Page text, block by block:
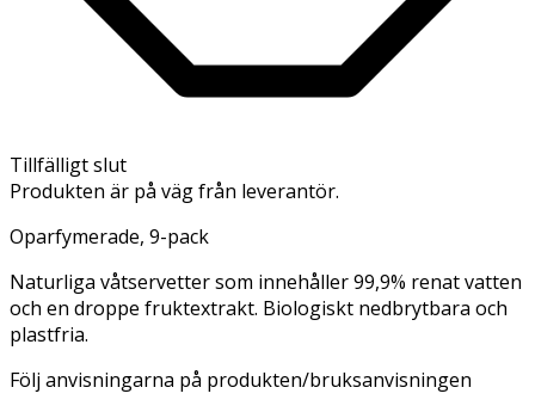
Tillfälligt slut
Produkten är på väg från leverantör.
Oparfymerade, 9-pack
Naturliga våtservetter som innehåller 99,9% renat vatten
och en droppe fruktextrakt. Biologiskt nedbrytbara och
plastfria.
Följ anvisningarna på produkten/bruksanvisningen